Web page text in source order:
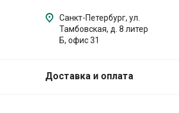
Санкт-Петербург, ул.
Тамбовская, д. 8 литер
Б, офис 31
Доставка и оплата